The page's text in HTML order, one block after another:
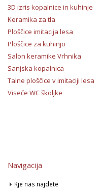
3D izris kopalnice in kuhinje
Keramika za tla
Ploščice imitacija lesa
Ploščice za kuhinjo
Salon keramike Vrhnika
Sanjska kopalnica
Talne ploščice v imitaciji lesa
Viseče WC školjke
Navigacija
Kje nas najdete